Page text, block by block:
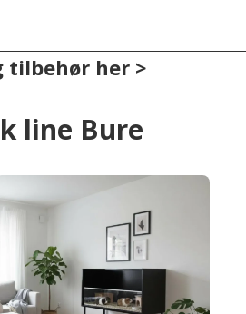
tilbehør her >
line Bure